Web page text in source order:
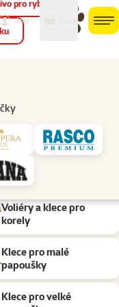
můj
účet
pro ryby
ptactvo
Klece pro kanárky
Voliéry a klece pro
korely
Klece pro malé
papoušky
Klece pro velké